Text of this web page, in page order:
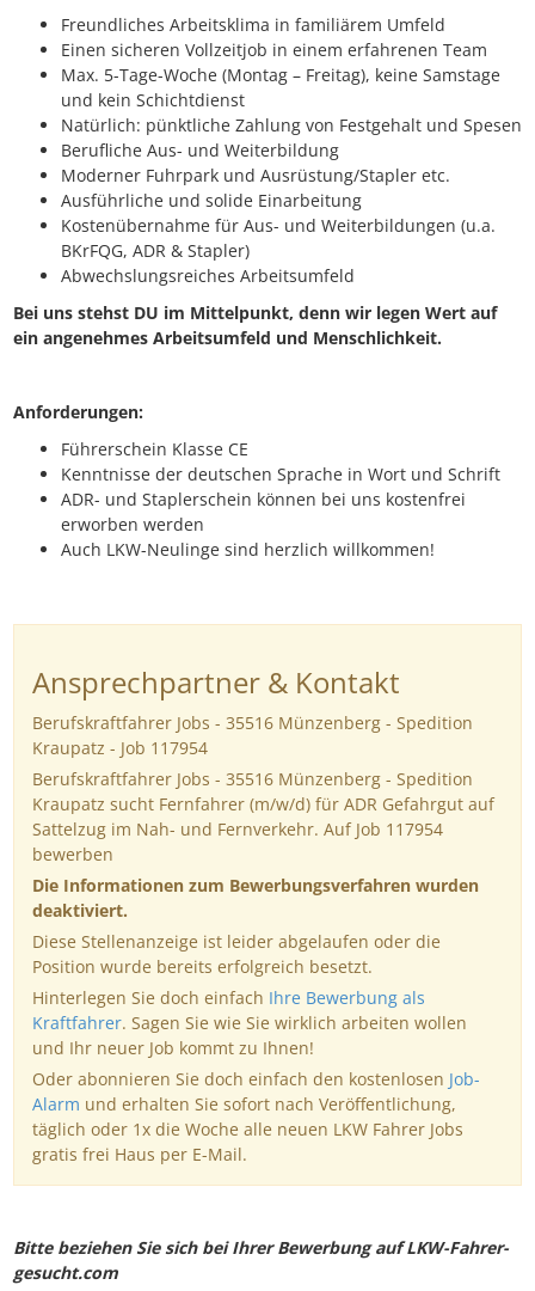
Freundliches Arbeitsklima in familiärem Umfeld
Einen sicheren Vollzeitjob in einem erfahrenen Team
Max. 5-Tage-Woche (Montag – Freitag), keine Samstage
und kein Schichtdienst
Natürlich: pünktliche Zahlung von Festgehalt und Spesen
Berufliche Aus- und Weiterbildung
Moderner Fuhrpark und Ausrüstung/Stapler etc.
Ausführliche und solide Einarbeitung
Kostenübernahme für Aus- und Weiterbildungen (u.a.
BKrFQG, ADR & Stapler)
Abwechslungsreiches Arbeitsumfeld
Bei uns stehst DU im Mittelpunkt, denn wir legen Wert auf
ein angenehmes Arbeitsumfeld und Menschlichkeit.
Anforderungen:
Führerschein Klasse CE
Kenntnisse der deutschen Sprache in Wort und Schrift
ADR- und Staplerschein können bei uns kostenfrei
erworben werden
Auch LKW-Neulinge sind herzlich willkommen!
Ansprechpartner & Kontakt
Berufskraftfahrer Jobs - 35516 Münzenberg - Spedition
Kraupatz - Job 117954
Berufskraftfahrer Jobs - 35516 Münzenberg - Spedition
Kraupatz sucht Fernfahrer (m/w/d) für ADR Gefahrgut auf
Sattelzug im Nah- und Fernverkehr. Auf Job 117954
bewerben
Die Informationen zum Bewerbungsverfahren wurden
deaktiviert.
Diese Stellenanzeige ist leider abgelaufen oder die
Position wurde bereits erfolgreich besetzt.
Hinterlegen Sie doch einfach Ihre Bewerbung als
Kraftfahrer. Sagen Sie wie Sie wirklich arbeiten wollen
und Ihr neuer Job kommt zu Ihnen!
Oder abonnieren Sie doch einfach den kostenlosen Job-
Alarm und erhalten Sie sofort nach Veröffentlichung,
täglich oder 1x die Woche alle neuen LKW Fahrer Jobs
gratis frei Haus per E-Mail.
Bitte beziehen Sie sich bei Ihrer Bewerbung auf LKW-Fahrer-
gesucht.com